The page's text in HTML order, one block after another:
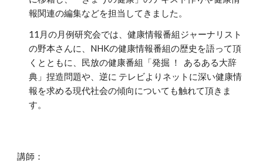
報関連の編集などを担当してきました。
11月の月例研究会では、健康情報番組ジャーナリスト
の野本さんに、NHKの健康情報番組の歴史を語って頂
くとともに、民放の健康番組「発掘 ！ あるある大辞
典」捏造問題や、逆に テレビよりネットに深い健康情
報を求める現代社会の傾向についても触れて頂きま
す。
講師：